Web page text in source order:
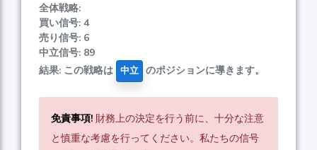
全体戦略:
買い信号: 4
売り信号: 6
中立信号: 89
結果: この戦略は 中立 のポジションに導きます。
免責事項! 財務上の決定を行う前に、十分な注意
と慎重な考慮を行ってください。私たちの信号